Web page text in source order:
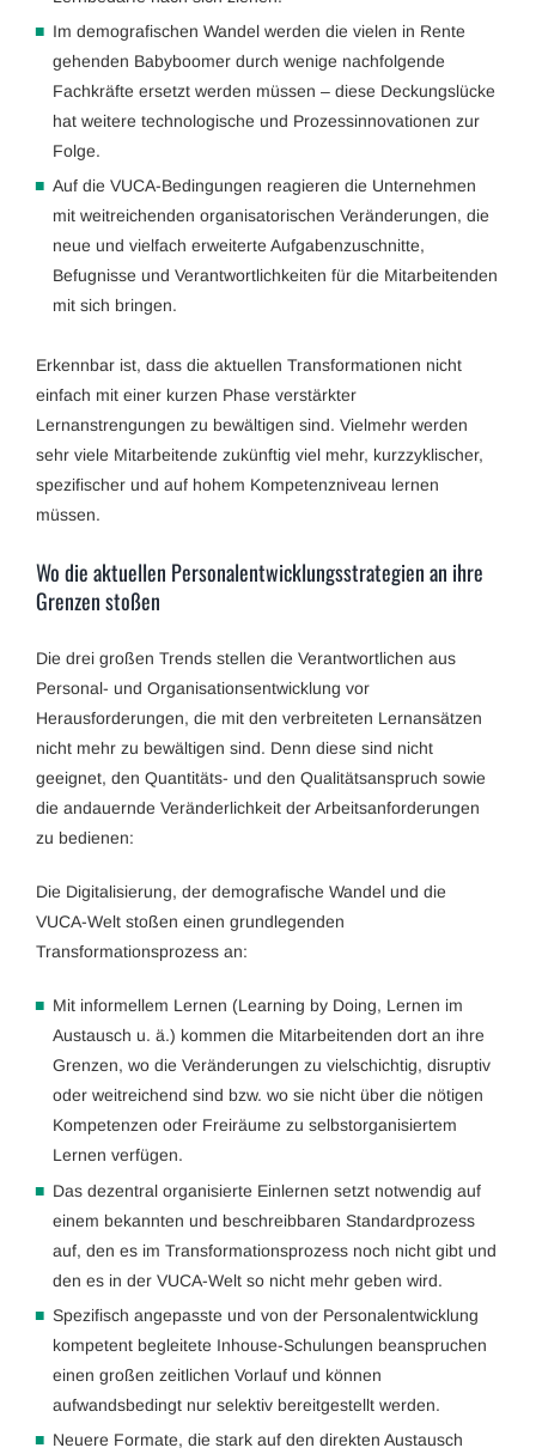
Im demografischen Wandel werden die vielen in Rente
gehenden Babyboomer durch wenige nachfolgende
Fachkräfte ersetzt werden müssen – diese Deckungslücke
hat weitere technologische und Prozessinnovationen zur
Folge.
Auf die VUCA-Bedingungen reagieren die Unternehmen
mit weitreichenden organisatorischen Veränderungen, die
neue und vielfach erweiterte Aufgabenzuschnitte,
Befugnisse und Verantwortlichkeiten für die Mitarbeitenden
mit sich bringen.
Erkennbar ist, dass die aktuellen Transformationen nicht
einfach mit einer kurzen Phase verstärkter
Lernanstrengungen zu bewältigen sind. Vielmehr werden
sehr viele Mitarbeitende zukünftig viel mehr, kurzzyklischer,
spezifischer und auf hohem Kompetenzniveau lernen
müssen.
Wo die aktuellen Personalentwicklungsstrategien an ihre
Grenzen stoßen
Die drei großen Trends stellen die Verantwortlichen aus
Personal- und Organisationsentwicklung vor
Herausforderungen, die mit den verbreiteten Lernansätzen
nicht mehr zu bewältigen sind. Denn diese sind nicht
geeignet, den Quantitäts- und den Qualitätsanspruch sowie
die andauernde Veränderlichkeit der Arbeitsanforderungen
zu bedienen:
Die Digitalisierung, der demografische Wandel und die
VUCA-Welt stoßen einen grundlegenden
Transformationsprozess an:
Mit informellem Lernen (Learning by Doing, Lernen im
Austausch u. ä.) kommen die Mitarbeitenden dort an ihre
Grenzen, wo die Veränderungen zu vielschichtig, disruptiv
oder weitreichend sind bzw. wo sie nicht über die nötigen
Kompetenzen oder Freiräume zu selbstorganisiertem
Lernen verfügen.
Das dezentral organisierte Einlernen setzt notwendig auf
einem bekannten und beschreibbaren Standardprozess
auf, den es im Transformationsprozess noch nicht gibt und
den es in der VUCA-Welt so nicht mehr geben wird.
Spezifisch angepasste und von der Personalentwicklung
kompetent begleitete Inhouse-Schulungen beanspruchen
einen großen zeitlichen Vorlauf und können
aufwandsbedingt nur selektiv bereitgestellt werden.
Neuere Formate, die stark auf den direkten Austausch